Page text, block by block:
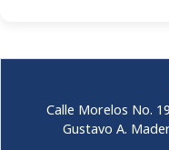
Calle Morelos No.
Gustavo A.